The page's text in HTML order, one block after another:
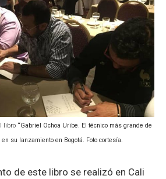
libro “Gabriel Ochoa Uribe. El técnico más grande de
en su lanzamiento en Bogotá. Foto cortesía.
de este libro se realizó en Cali